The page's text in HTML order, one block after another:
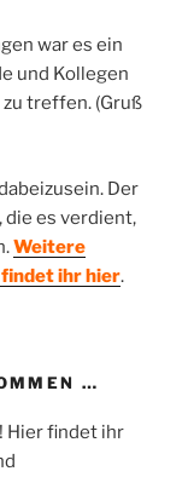
war es ein
und Kollegen
treffen. (Gruß
Der
die es verdient,
Weitere
findet ihr hier.
…
Hier findet ihr